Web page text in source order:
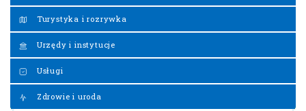
Turystyka i rozrywka
Urzędy i instytucje
Usługi
Zdrowie i uroda